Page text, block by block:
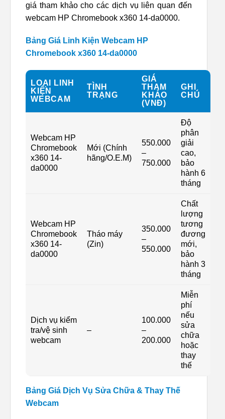
giá tham khảo cho các dịch vụ liên quan đến
webcam HP Chromebook x360 14-da0000.
Bảng Giá Linh Kiện Webcam HP
Chromebook x360 14-da0000
LOẠI LINH
KIỆN
WEBCAM
TÌNH
TRẠNG
GIÁ
THAM
KHẢO
(VNĐ)
GHI
CHÚ
Webcam HP
Chromebook
x360 14-
da0000
Mới (Chính
hãng/O.E.M)
550.000
–
750.000
Độ
phân
giải
cao,
bảo
hành 6
tháng
Webcam HP
Chromebook
x360 14-
da0000
Tháo máy
(Zin)
350.000
–
550.000
Chất
lượng
tương
đương
mới,
bảo
hành 3
tháng
Dịch vụ kiểm
tra/vệ sinh
webcam
–
100.000
–
200.000
Miễn
phí
nếu
sửa
chữa
hoặc
thay
thế
Bảng Giá Dịch Vụ Sửa Chữa & Thay Thế
Webcam